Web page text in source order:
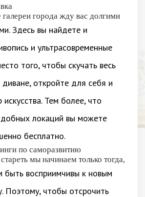
города жду вас долгими
Здесь вы найдете и
и ультрасовременные
того, чтобы скучать весь
диване, откройте для себя и
Тем более, что
локаций вы можете
бесплатно.
по саморазвитию
мы начинаем только тогда,
быть восприимчивы к новым
Поэтому, чтобы отсрочить